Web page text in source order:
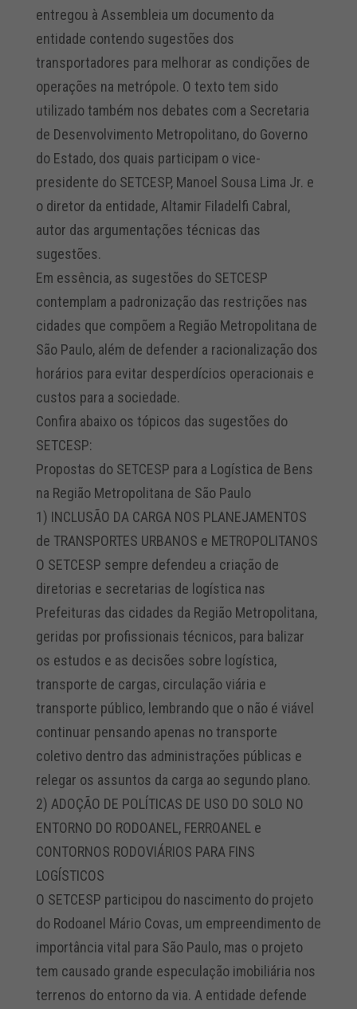
entregou à Assembleia um documento da
entidade contendo sugestões dos
transportadores para melhorar as condições de
operações na metrópole. O texto tem sido
utilizado também nos debates com a Secretaria
de Desenvolvimento Metropolitano, do Governo
do Estado, dos quais participam o vice-
presidente do SETCESP, Manoel Sousa Lima Jr. e
o diretor da entidade, Altamir Filadelfi Cabral,
autor das argumentações técnicas das
sugestões.
Em essência, as sugestões do SETCESP
contemplam a padronização das restrições nas
cidades que compõem a Região Metropolitana de
São Paulo, além de defender a racionalização dos
horários para evitar desperdícios operacionais e
custos para a sociedade.
Confira abaixo os tópicos das sugestões do
SETCESP:
Propostas do SETCESP para a Logística de Bens
na Região Metropolitana de São Paulo
1) INCLUSÃO DA CARGA NOS PLANEJAMENTOS
de TRANSPORTES URBANOS e METROPOLITANOS
O SETCESP sempre defendeu a criação de
diretorias e secretarias de logística nas
Prefeituras das cidades da Região Metropolitana,
geridas por profissionais técnicos, para balizar
os estudos e as decisões sobre logística,
transporte de cargas, circulação viária e
transporte público, lembrando que o não é viável
continuar pensando apenas no transporte
coletivo dentro das administrações públicas e
relegar os assuntos da carga ao segundo plano.
2) ADOÇÃO DE POLÍTICAS DE USO DO SOLO NO
ENTORNO DO RODOANEL, FERROANEL e
CONTORNOS RODOVIÁRIOS PARA FINS
LOGÍSTICOS
O SETCESP participou do nascimento do projeto
do Rodoanel Mário Covas, um empreendimento de
importância vital para São Paulo, mas o projeto
tem causado grande especulação imobiliária nos
terrenos do entorno da via. A entidade defende